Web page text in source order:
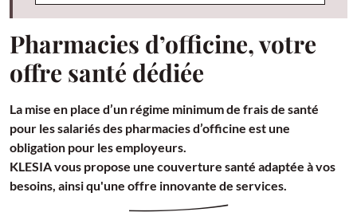
Pharmacies d’officine, votre
offre santé dédiée
La mise en place d’un régime minimum de frais de santé
pour les salariés des pharmacies d’officine est une
obligation pour les employeurs.
KLESIA vous propose une couverture santé adaptée à vos
besoins, ainsi qu'une offre innovante de services.